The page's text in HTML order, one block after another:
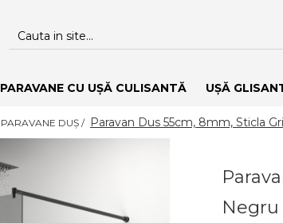
PARAVANE CU UȘĂ CULISANTĂ UȘĂ
PARAVANE DUȘ / Paravan Dus 55cm, 8mm, Sticla
Negru